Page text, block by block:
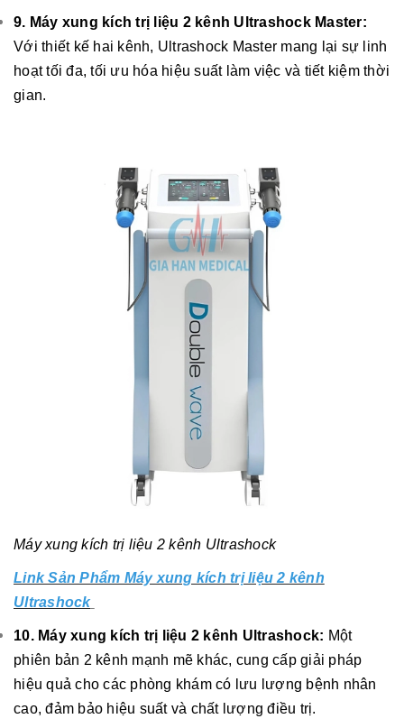
9. Máy xung kích trị liệu 2 kênh Ultrashock Master:
Với thiết kế hai kênh, Ultrashock Master mang lại sự linh
hoạt tối đa, tối ưu hóa hiệu suất làm việc và tiết kiệm thời
gian.
Máy xung kích trị liệu 2 kênh Ultrashock
Link Sản Phẩm Máy xung kích trị liệu 2 kênh
Ultrashock
10. Máy xung kích trị liệu 2 kênh Ultrashock: Một
phiên bản 2 kênh mạnh mẽ khác, cung cấp giải pháp
hiệu quả cho các phòng khám có lưu lượng bệnh nhân
cao, đảm bảo hiệu suất và chất lượng điều trị.